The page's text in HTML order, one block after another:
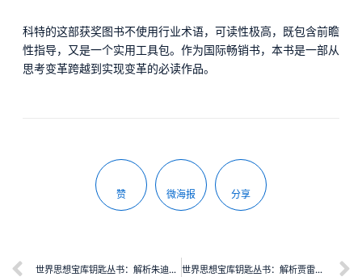
科特的这部获奖图书不使用行业术语，可读性极高，既包含前瞻
性指导，又是一个实用工具包。作为国际畅销书，本书是一部从
思考变革跨越到实现变革的必读作品。
赞 微海报 分享
世界思想宝库钥匙丛书：解析朱迪斯·巴特勒《性别麻烦》 世界思想宝库钥匙丛书：解析贾雷德·戴蒙德《枪炮、病菌与钢铁：人类社会的命运》